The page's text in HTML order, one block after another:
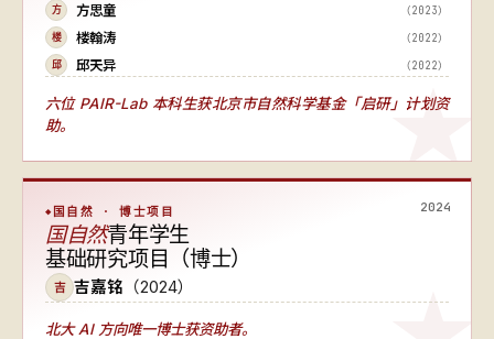
方 方思童 （2023）
楼 楼翰涛 （2022）
邱 邱天异 （2022）
六位 PAIR-Lab 本科生获北京市自然科学基金「启研」计划资
助。
2024
国自然 · 博士项目
国自然青年学生
基础研究项目（博士）
吉 吉嘉铭 （2024）
北大 AI 方向唯一博士获资助者。